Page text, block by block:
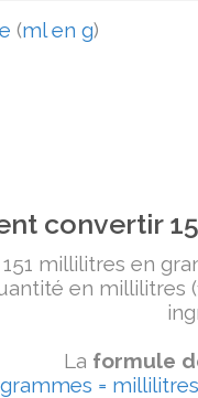
(ml en g)
convertir
millilitres en
en millilitres
La formule
grammes =